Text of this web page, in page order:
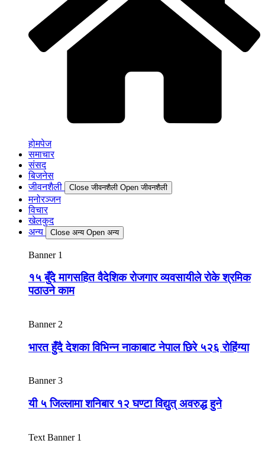
होमपेज
समाचार
संसद
बिजनेस
जीवनशैली
Close जीवनशैली Open जीवनशैली
मनोरञ्जन
विचार
खेलकुद
अन्य
Close अन्य Open अन्य
Banner 1
१५ बुँदे मागसहित वैदेशिक रोजगार व्यवसायीले रोके श्रमिक
पठाउने काम
Banner 2
भारत हुँदै देशका विभिन्न नाकाबाट नेपाल छिरे ५२६ रोहिंग्या
Banner 3
यी ५ जिल्लामा शनिबार १२ घण्टा विद्युत् अवरुद्ध हुने
Text Banner 1